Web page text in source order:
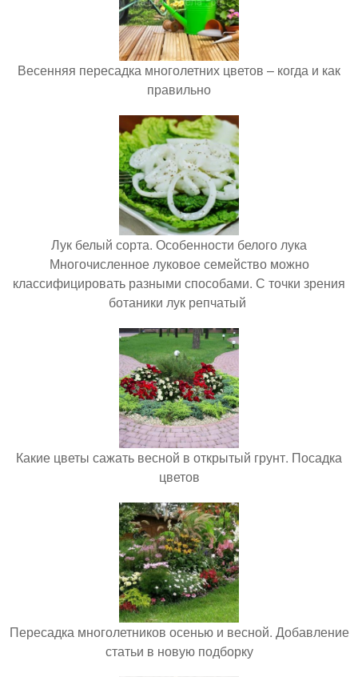
Весенняя пересадка многолетних цветов – когда и как
правильно
Лук белый сорта. Особенности белого лука
Многочисленное луковое семейство можно
классифицировать разными способами. С точки зрения
ботаники лук репчатый
Какие цветы сажать весной в открытый грунт. Посадка
цветов
Пересадка многолетников осенью и весной. Добавление
статьи в новую подборку